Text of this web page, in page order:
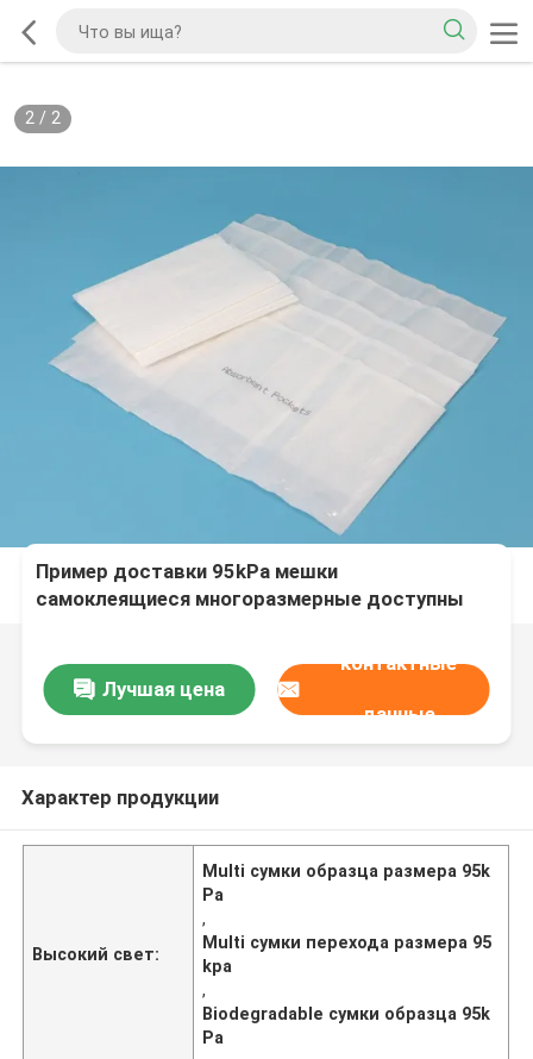
2/ 2
Пример доставки 95kPa мешки
самоклеящиеся многоразмерные доступны
Лучшая цена
контактные
данные
Характер продукции
Высокий свет:
Multi сумки образца размера 95k
Pa
,
Multi сумки перехода размера 95
kpa
,
Biodegradable сумки образца 95k
Pa